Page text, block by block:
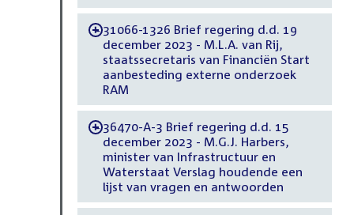
-31066-1326 Brief regering d.d. 19
december 2023 - M.L.A. van Rij,
staatssecretaris van Financiën Start
aanbesteding externe onderzoek
RAM
-36470-A-3 Brief regering d.d. 15
december 2023 - M.G.J. Harbers,
minister van Infrastructuur en
Waterstaat Verslag houdende een
lijst van vragen en antwoorden